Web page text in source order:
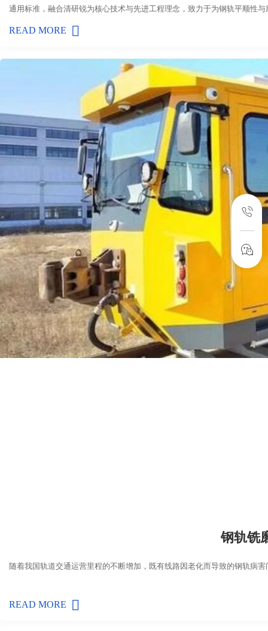
通用标准，融合清研锐为核心技术与先进工程理念，致力于为钢轨平顺性
READ MORE
钢轨铣
随着我国轨道交通运营里程的不断增加，既有线路因老化而导致的钢轨病
READ MORE